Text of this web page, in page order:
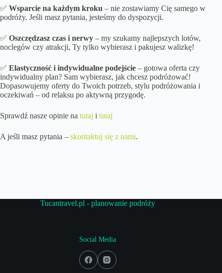
✅ Wsparcie na każdym kroku – nie zostawiamy Cię samego w
podróży. Jeśli masz pytania, jesteśmy do dyspozycji.
✅ Oszczędzasz czas i nerwy – my szukamy najlepszych lotów,
noclegów czy atrakcji, Ty tylko wybierasz i pakujesz walizkę!
✅ Elastyczność i indywidualne podejście – gotowa oferta czy
indywidualny plan? Sam wybierasz, jak chcesz podróżować!
Dopasowujemy oferty do Twoich potrzeb, stylu podróżowania i
oczekiwań – od relaksu po aktywną przygodę.
Sprawdź nasze opinie na tutaj i tutaj
A jeśli masz pytania – skontaktuj się z nami.
Tucantravel.pl - planowanie podróży
Social Media